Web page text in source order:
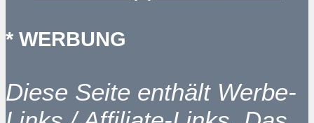
* WERBUNG
Diese Seite enthält Werbe-